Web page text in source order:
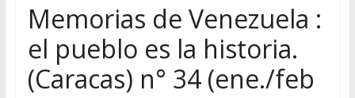
Memorias de Venezuela :
el pueblo es la historia.
(Caracas) n° 34 (ene./feb